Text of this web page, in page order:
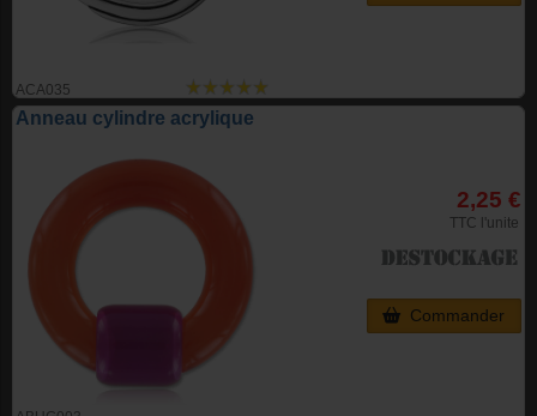
ACA035
Anneau cylindre acrylique
2,25 €
TTC l'unite
Commander